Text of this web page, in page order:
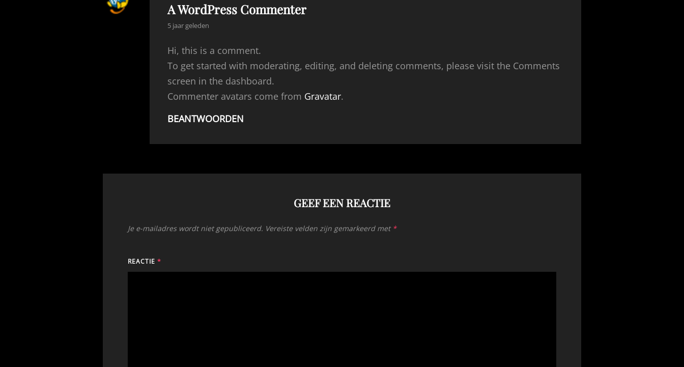
A WordPress Commenter
zegt:
5 jaar geleden
Hi, this is a comment.
To get started with moderating, editing, and deleting comments, please visit the Comments
screen in the dashboard.
Commenter avatars come from Gravatar.
BEANTWOORDEN
GEEF EEN REACTIE
Je e-mailadres wordt niet gepubliceerd. Vereiste velden zijn gemarkeerd met *
REACTIE *